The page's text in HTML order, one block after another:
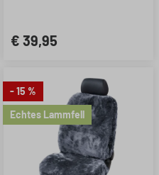
€ 39,95
- 15 %
Echtes Lammfell